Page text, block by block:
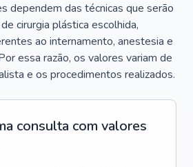
dependem das técnicas que serão
cirurgia plástica escolhida,
ao internamento, anestesia e
essa razão, os valores variam de
e os procedimentos realizados.
consulta com valores